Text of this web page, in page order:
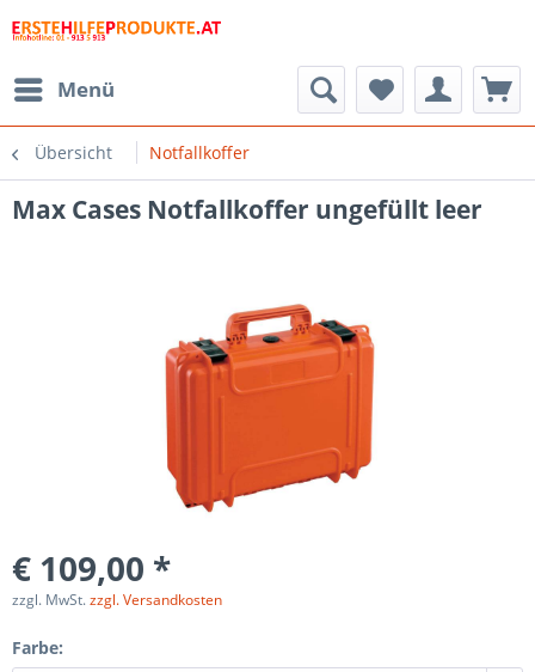
Menü
Übersicht Notfallkoffer
Max Cases Notfallkoffer ungefüllt leer
€ 109,00 *
zzgl. MwSt.zzgl. Versandkosten
Farbe: